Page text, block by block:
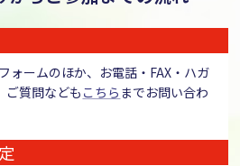
ォームのほか、お電話・FAX・ハガ
ご質問なども こちら までお問い合わ